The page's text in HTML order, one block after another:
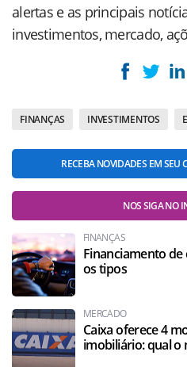
alertas e as principais
investimentos, mercado,
FINANÇAS INVESTIMENTOS
RECEBA NOVIDADES EM SEU
NOS SIGA NO
FINANÇAS
Financiamento de
os tipos
MERCADO
Caixa oferece 4
imobiliário: qual o